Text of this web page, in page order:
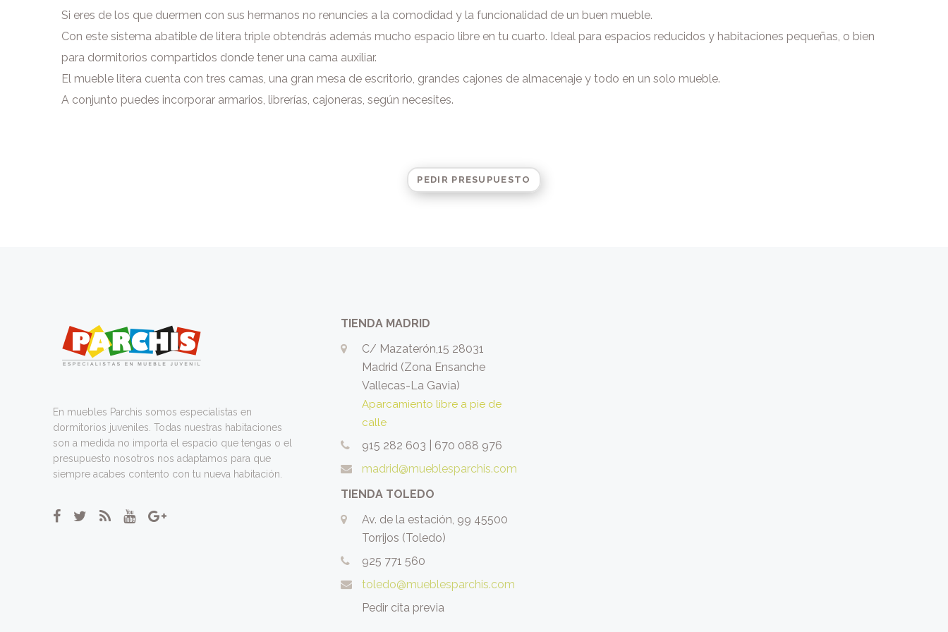
Si eres de los que duermen con sus hermanos no renuncies a la comodidad y la funcionalidad de un buen mueble.
Con este sistema abatible de litera triple obtendrás además mucho espacio libre en tu cuarto. Ideal para espacios reducidos y habitaciones pequeñas, o bien
para dormitorios compartidos donde tener una cama auxiliar.
El mueble litera cuenta con tres camas, una gran mesa de escritorio, grandes cajones de almacenaje y todo en un solo mueble.
A conjunto puedes incorporar armarios, librerías, cajoneras, según necesites.
PEDIR PRESUPUESTO
En muebles Parchis somos especialistas en
dormitorios juveniles. Todas nuestras habitaciones
son a medida no importa el espacio que tengas o el
presupuesto nosotros nos adaptamos para que
siempre acabes contento con tu nueva habitación.
TIENDA MADRID
C/ Mazaterón,15 28031
Madrid (Zona Ensanche
Vallecas-La Gavia)
Aparcamiento libre a pie de
calle
915 282 603
670 088 976
madrid@mueblesparchis.com
TIENDA TOLEDO
Av. de la estación, 99 45500
Torrijos (Toledo)
925 771 560
toledo@mueblesparchis.com
Pedir cita previa